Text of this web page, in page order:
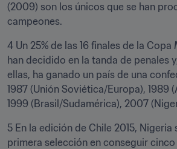
(2009) son los únicos que se han
campeones.
4 Un 25% de las 16 finales de la Copa
han decidido en la tanda de penales
ellas, ha ganado un país de una
1987 (Unión Soviética/Europa), 1989
1999 (Brasil/Sudamérica), 2007
5 En la edición de Chile 2015,
primera selección en conseguir